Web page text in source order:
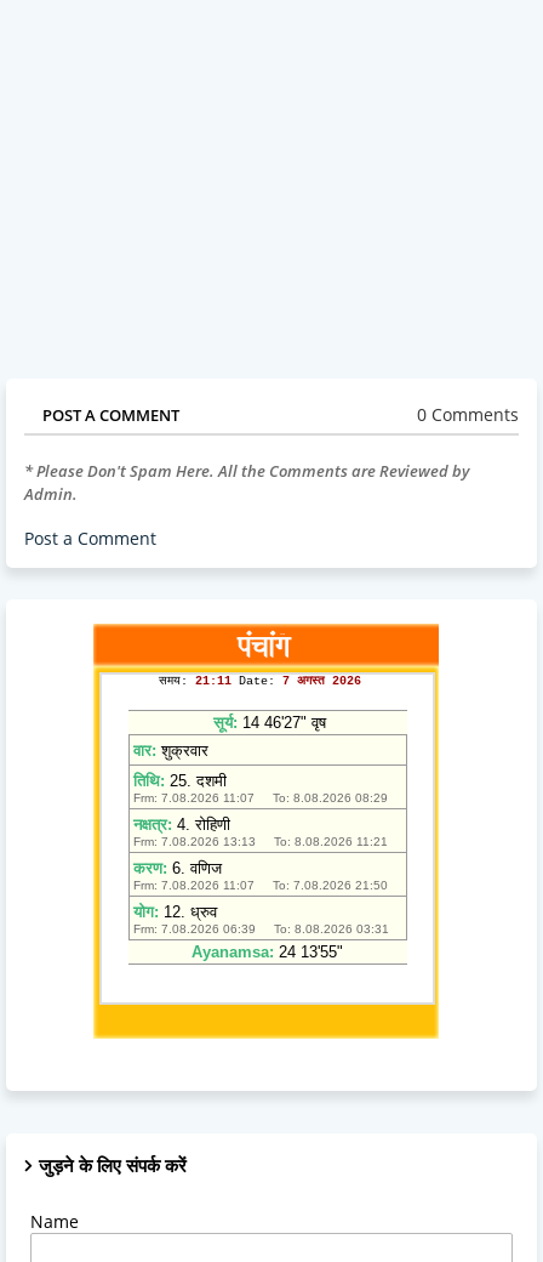
POST A COMMENT 0 Comments
* Please Don't Spam Here. All the Comments are Reviewed by
Admin.
Post a Comment
जुड़ने के लिए संपर्क करें
Name